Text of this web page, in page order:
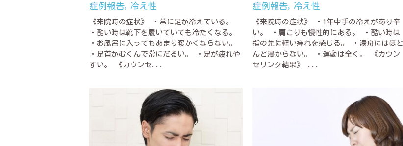
症例報告, 冷え性
《来院時の症状》 ・常に足が冷えている。
・酷い時は靴下を履いていても冷たくなる。
・お風呂に入ってもあまり暖かくならない。
・足首がむくんで常にだるい。 ・足が疲れや
すい。 《カウンセ...
症例報告, 冷え性
《来院時の症状》 ・1年中手の冷えがあり辛
い。 ・肩こりも慢性的にある。 ・酷い時は
指の先に軽い痺れを感じる。 ・湯舟にはほと
んど浸からない。 ・運動は全く。 《カウン
セリング結果》 ...